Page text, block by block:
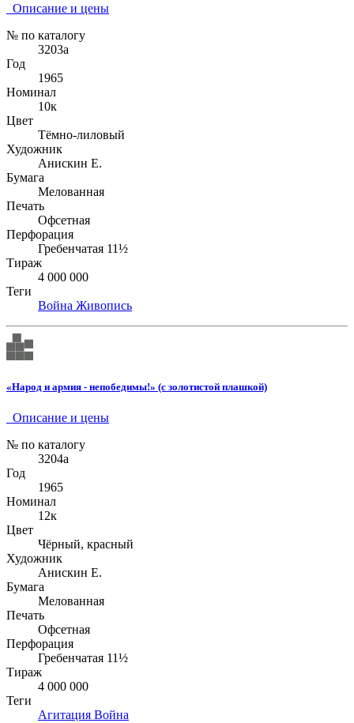
Описание и цены
№ по каталогу
3203а
Год
1965
Номинал
10к
Цвет
Тёмно-лиловый
Художник
Анискин Е.
Бумага
Мелованная
Печать
Офсетная
Перфорация
Гребенчатая 11½
Тираж
4 000 000
Теги
Война Живопись
«Народ и армия - непобедимы!» (с золотистой плашкой)
Описание и цены
№ по каталогу
3204а
Год
1965
Номинал
12к
Цвет
Чёрный, красный
Художник
Анискин Е.
Бумага
Мелованная
Печать
Офсетная
Перфорация
Гребенчатая 11½
Тираж
4 000 000
Теги
Агитация Война